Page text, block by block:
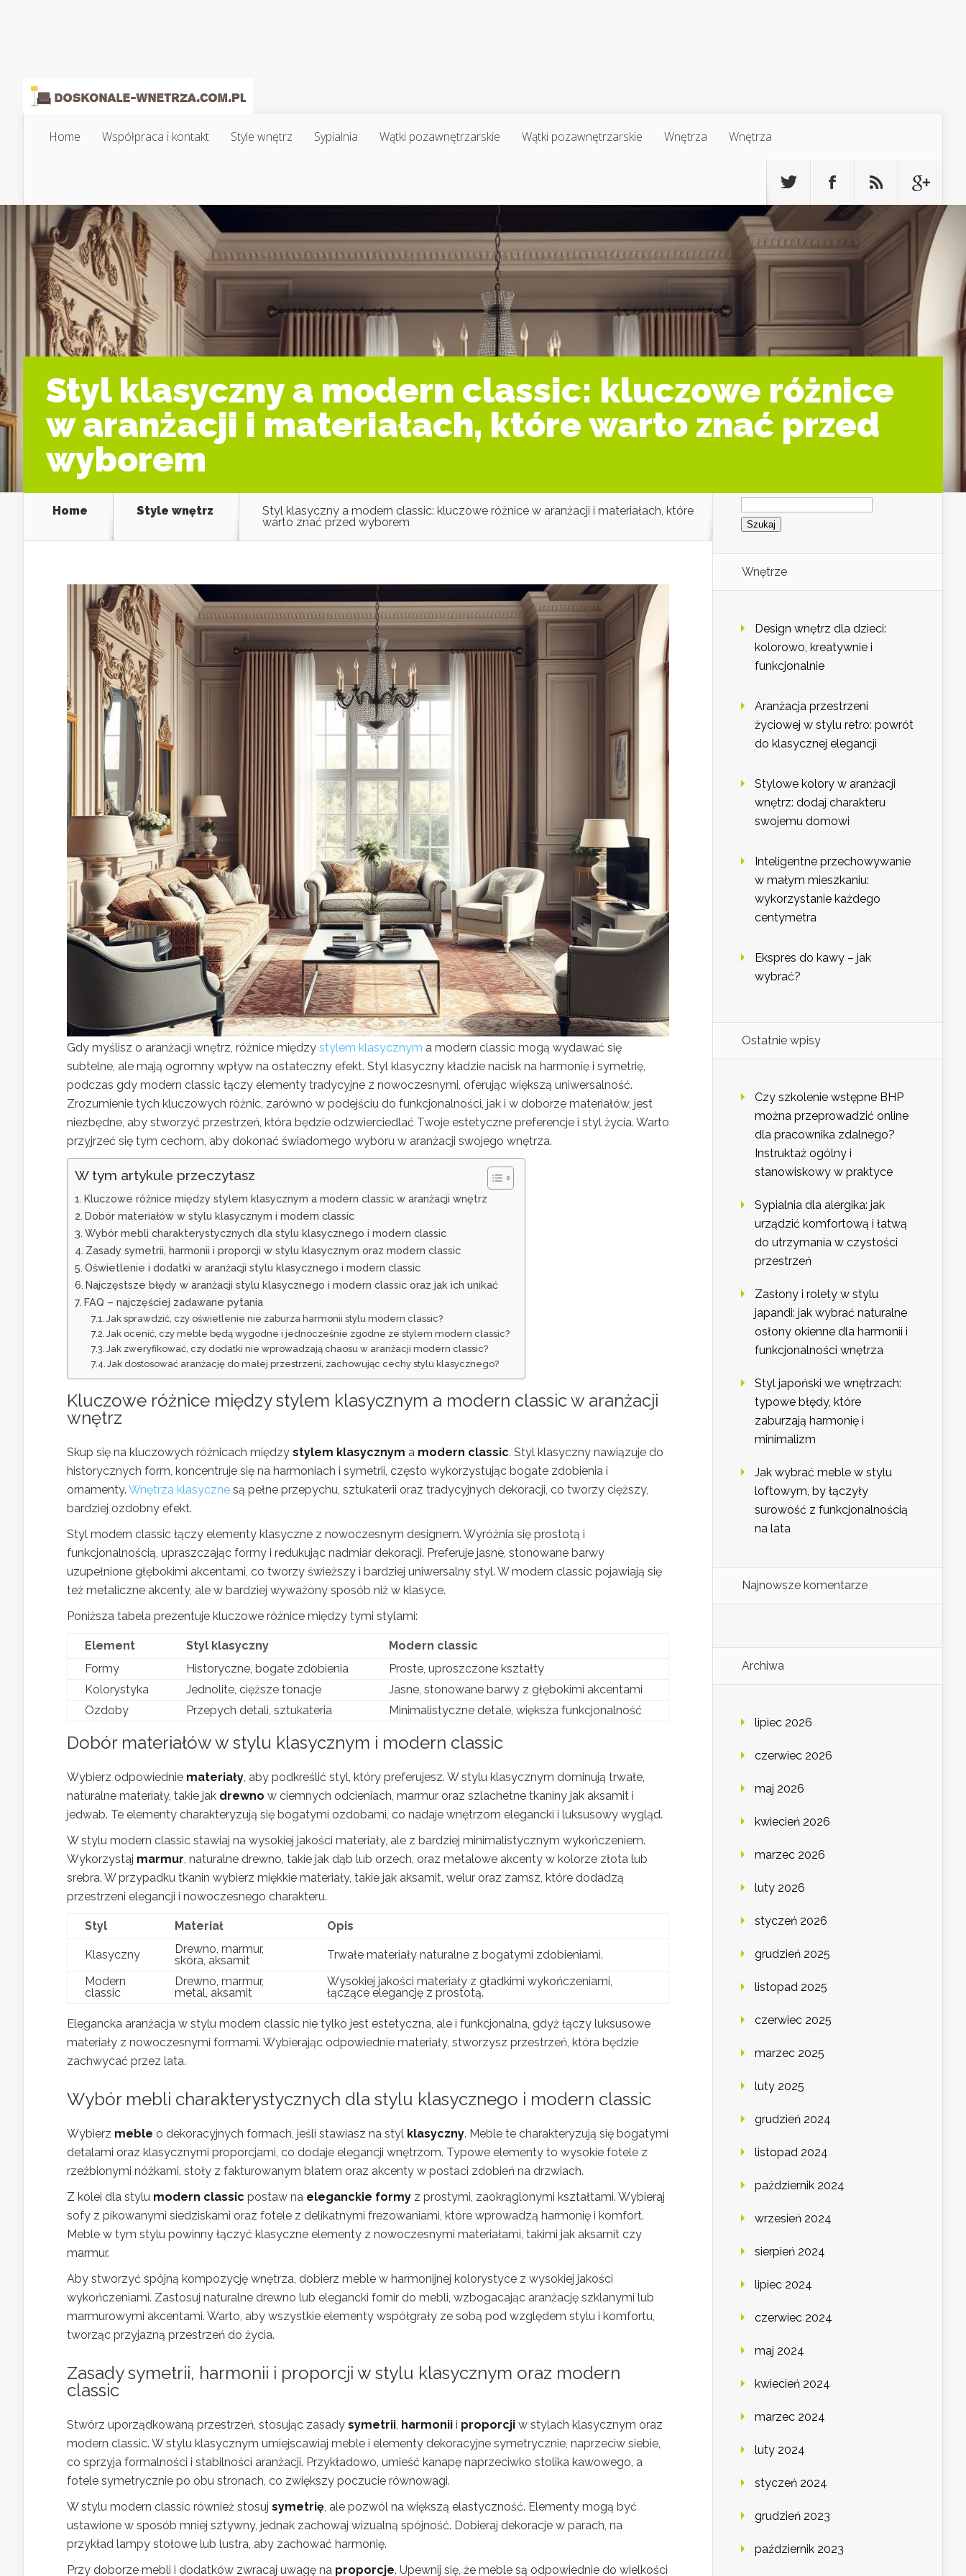
Home Współpraca i kontakt Style wnętrz Sypialnia Wątki pozawnętrzarskie Wątki pozawnętrzarskie Wnętrza Wnętrza
Styl klasyczny a modern classic: kluczowe różnice
w aranżacji i materiałach, które warto znać przed
wyborem
Home Style wnętrz
Styl klasyczny a modern classic: kluczowe różnice w aranżacji i materiałach, które
warto znać przed wyborem
Gdy myślisz o aranżacji wnętrz, różnice między stylem klasycznym a modern classic mogą wydawać się
subtelne, ale mają ogromny wpływ na ostateczny efekt. Styl klasyczny kładzie nacisk na harmonię i symetrię,
podczas gdy modern classic łączy elementy tradycyjne z nowoczesnymi, oferując większą uniwersalność.
Zrozumienie tych kluczowych różnic, zarówno w podejściu do funkcjonalności, jak i w doborze materiałów, jest
niezbędne, aby stworzyć przestrzeń, która będzie odzwierciedlać Twoje estetyczne preferencje i styl życia. Warto
przyjrzeć się tym cechom, aby dokonać świadomego wyboru w aranżacji swojego wnętrza.
W tym artykule przeczytasz
Kluczowe różnice między stylem klasycznym a modern classic w aranżacji wnętrz
Dobór materiałów w stylu klasycznym i modern classic
Wybór mebli charakterystycznych dla stylu klasycznego i modern classic
Zasady symetrii, harmonii i proporcji w stylu klasycznym oraz modern classic
Oświetlenie i dodatki w aranżacji stylu klasycznego i modern classic
Najczęstsze błędy w aranżacji stylu klasycznego i modern classic oraz jak ich unikać
FAQ – najczęściej zadawane pytania
Jak sprawdzić, czy oświetlenie nie zaburza harmonii stylu modern classic?
Jak ocenić, czy meble będą wygodne i jednocześnie zgodne ze stylem modern classic?
Jak zweryfikować, czy dodatki nie wprowadzają chaosu w aranżacji modern classic?
Jak dostosować aranżację do małej przestrzeni, zachowując cechy stylu klasycznego?
Kluczowe różnice między stylem klasycznym a modern classic w aranżacji
wnętrz
Skup się na kluczowych różnicach między stylem klasycznym a modern classic. Styl klasyczny nawiązuje do
historycznych form, koncentruje się na harmoniach i symetrii, często wykorzystując bogate zdobienia i
ornamenty. Wnętrza klasyczne są pełne przepychu, sztukaterii oraz tradycyjnych dekoracji, co tworzy cięższy,
bardziej ozdobny efekt.
Styl modern classic łączy elementy klasyczne z nowoczesnym designem. Wyróżnia się prostotą i
funkcjonalnością, upraszczając formy i redukując nadmiar dekoracji. Preferuje jasne, stonowane barwy
uzupełnione głębokimi akcentami, co tworzy świeższy i bardziej uniwersalny styl. W modern classic pojawiają się
też metaliczne akcenty, ale w bardziej wyważony sposób niż w klasyce.
Poniższa tabela prezentuje kluczowe różnice między tymi stylami:
Element Styl klasyczny
Modern classic
Formy
Historyczne, bogate zdobienia
Proste, uproszczone kształty
Kolorystyka
Jednolite, cięższe tonacje
Jasne, stonowane barwy z głębokimi akcentami
Ozdoby
Przepych detali, sztukateria Minimalistyczne detale, większa funkcjonalność
Dobór materiałów w stylu klasycznym i modern classic
Wybierz odpowiednie materiały , aby podkreślić styl, który preferujesz. W stylu klasycznym dominują trwałe,
naturalne materiały, takie jak drewno w ciemnych odcieniach, marmur oraz szlachetne tkaniny jak aksamit i
jedwab. Te elementy charakteryzują się bogatymi ozdobami, co nadaje wnętrzom elegancki i luksusowy wygląd.
W stylu modern classic stawiaj na wysokiej jakości materiały, ale z bardziej minimalistycznym wykończeniem.
Wykorzystaj marmur , naturalne drewno, takie jak dąb lub orzech, oraz metalowe akcenty w kolorze złota lub
srebra. W przypadku tkanin wybierz miękkie materiały, takie jak aksamit, welur oraz zamsz, które dodadzą
przestrzeni elegancji i nowoczesnego charakteru.
Styl Materiał Opis
Klasyczny
Drewno, marmur,
skóra, aksamit
Trwałe materiały naturalne z bogatymi zdobieniami.
Modern
classic
Drewno, marmur,
metal, aksamit
Wysokiej jakości materiały z gładkimi wykończeniami,
łączące elegancję z prostotą.
Elegancka aranżacja w stylu modern classic nie tylko jest estetyczna, ale i funkcjonalna, gdyż łączy luksusowe
materiały z nowoczesnymi formami. Wybierając odpowiednie materiały, stworzysz przestrzeń, która będzie
zachwycać przez lata.
Wybór mebli charakterystycznych dla stylu klasycznego i modern classic
Wybierz meble o dekoracyjnych formach, jeśli stawiasz na styl klasyczny. Meble te charakteryzują się bogatymi
detalami oraz klasycznymi proporcjami, co dodaje elegancji wnętrzom. Typowe elementy to wysokie fotele z
rzeźbionymi nóżkami, stoły z fakturowanym blatem oraz akcenty w postaci zdobień na drzwiach.
Z kolei dla stylu modern classic postaw na eleganckie formy z prostymi, zaokrąglonymi kształtami. Wybieraj
sofy z pikowanymi siedziskami oraz fotele z delikatnymi frezowaniami, które wprowadzą harmonię i komfort.
Meble w tym stylu powinny łączyć klasyczne elementy z nowoczesnymi materiałami, takimi jak aksamit czy
marmur.
Aby stworzyć spójną kompozycję wnętrza, dobierz meble w harmonijnej kolorystyce z wysokiej jakości
wykończeniami. Zastosuj naturalne drewno lub elegancki fornir do mebli, wzbogacając aranżację szklanymi lub
marmurowymi akcentami. Warto, aby wszystkie elementy współgrały ze sobą pod względem stylu i komfortu,
tworząc przyjazną przestrzeń do życia.
Zasady symetrii, harmonii i proporcji w stylu klasycznym oraz modern
classic
Stwórz uporządkowaną przestrzeń, stosując zasady symetrii harmonii i proporcji w stylach klasycznym oraz
modern classic. W stylu klasycznym umiejscawiaj meble i elementy dekoracyjne symetrycznie, naprzeciw siebie,
co sprzyja formalności i stabilności aranżacji. Przykładowo, umieść kanapę naprzeciwko stolika kawowego, a
fotele symetrycznie po obu stronach, co zwiększy poczucie równowagi.
W stylu modern classic również stosuj symetrię , ale pozwól na większą elastyczność. Elementy mogą być
ustawione w sposób mniej sztywny, jednak zachowaj wizualną spójność. Dobieraj dekoracje w parach, na
przykład lampy stołowe lub lustra, aby zachować harmonię.
Przy doborze mebli i dodatków zwracaj uwagę na proporcje. Upewnij się, że meble są odpowiednie do wielkości
Szukaj:
Wnętrze
Design wnętrz dla dzieci:
kolorowo, kreatywnie i
funkcjonalnie
Aranżacja przestrzeni
życiowej w stylu retro: powrót
do klasycznej elegancji
Stylowe kolory w aranżacji
wnętrz: dodaj charakteru
swojemu domowi
Inteligentne przechowywanie
w małym mieszkaniu:
wykorzystanie każdego
centymetra
Ekspres do kawy – jak
wybrać?
Ostatnie wpisy
Czy szkolenie wstępne BHP
można przeprowadzić online
dla pracownika zdalnego?
Instruktaż ogólny i
stanowiskowy w praktyce
Sypialnia dla alergika: jak
urządzić komfortową i łatwą
do utrzymania w czystości
przestrzeń
Zasłony i rolety w stylu
japandi: jak wybrać naturalne
osłony okienne dla harmonii i
funkcjonalności wnętrza
Styl japoński we wnętrzach:
typowe błędy, które
zaburzają harmonię i
minimalizm
Jak wybrać meble w stylu
loftowym, by łączyły
surowość z funkcjonalnością
na lata
Najnowsze komentarze
Archiwa
lipiec 2026
czerwiec 2026
maj 2026
kwiecień 2026
marzec 2026
luty 2026
styczeń 2026
grudzień 2025
listopad 2025
czerwiec 2025
marzec 2025
luty 2025
grudzień 2024
listopad 2024
październik 2024
wrzesień 2024
sierpień 2024
lipiec 2024
czerwiec 2024
maj 2024
kwiecień 2024
marzec 2024
luty 2024
styczeń 2024
grudzień 2023
październik 2023